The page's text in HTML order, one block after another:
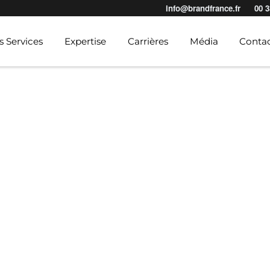
info@brandfrance.fr 00
Services Expertise Carrières Média